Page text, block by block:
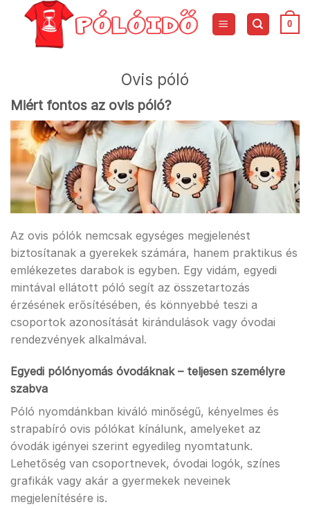
content
0
Ovis póló
Miért fontos az ovis póló?
Az ovis pólók nemcsak egységes megjelenést
biztosítanak a gyerekek számára, hanem praktikus és
emlékezetes darabok is egyben. Egy vidám, egyedi
mintával ellátott póló segít az összetartozás
érzésének erősítésében, és könnyebbé teszi a
csoportok azonosítását kirándulások vagy óvodai
rendezvények alkalmával.
Egyedi pólónyomás óvodáknak – teljesen személyre
szabva
Póló nyomdánkban kiváló minőségű, kényelmes és
strapabíró ovis pólókat kínálunk, amelyeket az
óvodák igényei szerint egyedileg nyomtatunk.
Lehetőség van csoportnevek, óvodai logók, színes
grafikák vagy akár a gyermekek neveinek
megjelenítésére is.